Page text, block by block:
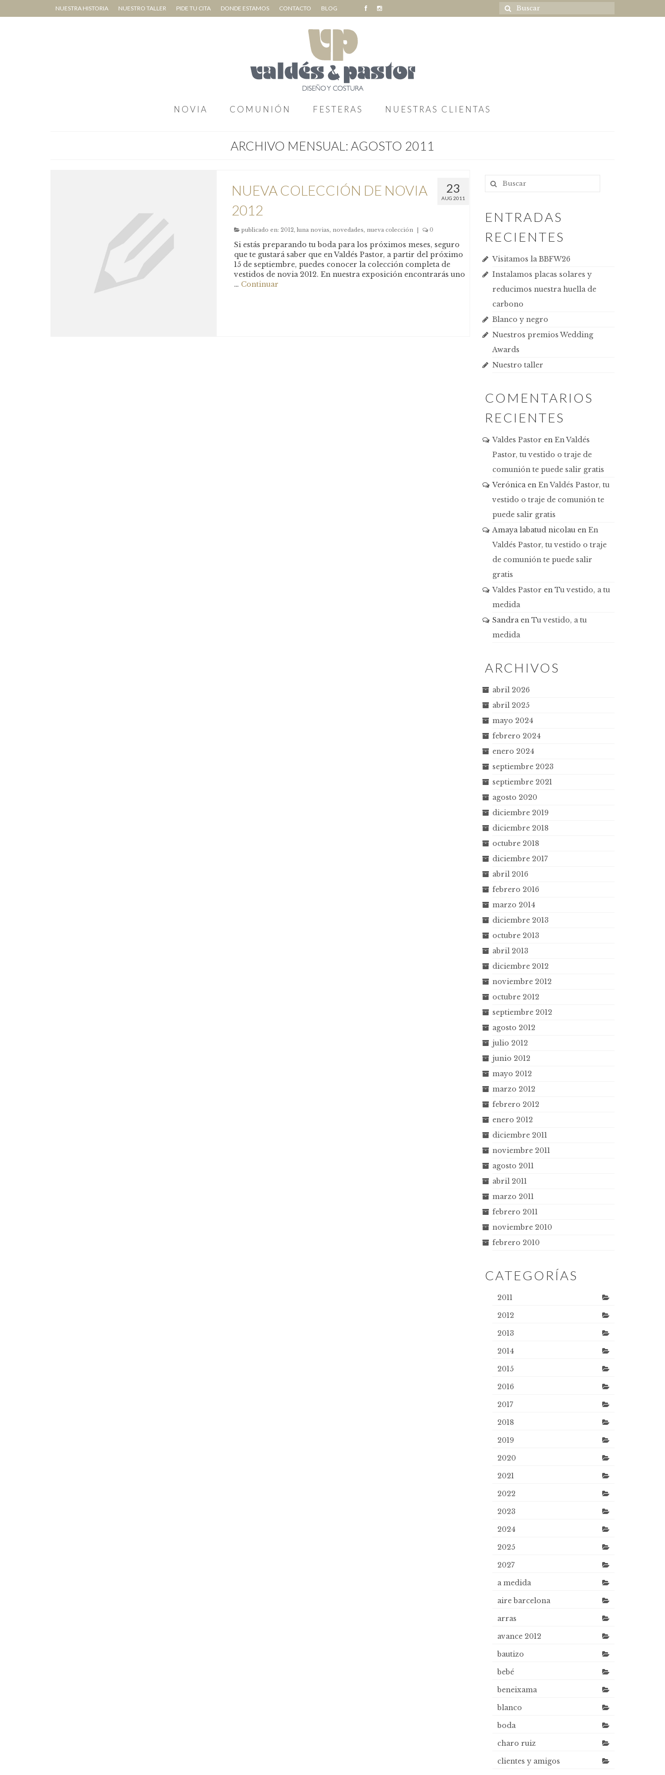
NUESTRA HISTORIA NUESTRO TALLER PIDE TU CITA DONDE ESTAMOS CONTACTO BLOG
NOVIA COMUNIÓN FESTERAS NUESTRAS CLIENTAS
ARCHIVO MENSUAL: AGOSTO 2011
23
AUG 2011
NUEVA COLECCIÓN DE NOVIA
2012
publicado en: 2012, luna novias, novedades, nueva colección 0
Si estás preparando tu boda para los próximos meses, seguro
que te gustará saber que en Valdés Pastor, a partir del próximo
15 de septiembre, puedes conocer la colección completa de
vestidos de novia 2012. En nuestra exposición encontrarás uno
… Continuar
ENTRADAS
RECIENTES
Visitamos la BBFW26
Instalamos placas solares y
reducimos nuestra huella de
carbono
Blanco y negro
Nuestros premios Wedding
Awards
Nuestro taller
COMENTARIOS
RECIENTES
Valdes Pastor en En Valdés
Pastor, tu vestido o traje de
comunión te puede salir gratis
Verónicaen En Valdés Pastor, tu
vestido o traje de comunión te
puede salir gratis
Amaya labatud nicolauen En
Valdés Pastor, tu vestido o traje
de comunión te puede salir
gratis
Valdes Pastor en Tu vestido, a tu
medida
Sandraen Tu vestido, a tu
medida
ARCHIVOS
abril 2026
abril 2025
mayo 2024
febrero 2024
enero 2024
septiembre 2023
septiembre 2021
agosto 2020
diciembre 2019
diciembre 2018
octubre 2018
diciembre 2017
abril 2016
febrero 2016
marzo 2014
diciembre 2013
octubre 2013
abril 2013
diciembre 2012
noviembre 2012
octubre 2012
septiembre 2012
agosto 2012
julio 2012
junio 2012
mayo 2012
marzo 2012
febrero 2012
enero 2012
diciembre 2011
noviembre 2011
agosto 2011
abril 2011
marzo 2011
febrero 2011
noviembre 2010
febrero 2010
CATEGORÍAS
2011
2012
2013
2014
2015
2016
2017
2018
2019
2020
2021
2022
2023
2024
2025
2027
a medida
aire barcelona
arras
avance 2012
bautizo
bebé
beneixama
blanco
boda
charo ruiz
clientes y amigos